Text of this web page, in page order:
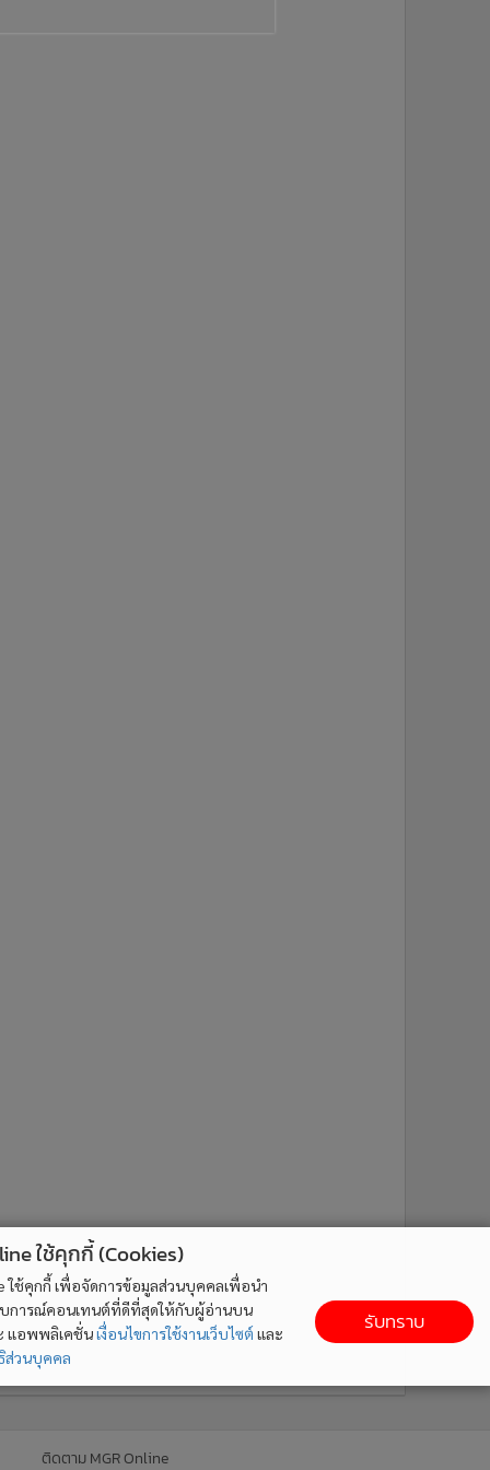
ใช้คุกกี้ (Cookies)
ใช้คุกกี้ เพื่อจัดการข้อมูลส่วนบุคคลเพื่อนำ
การณ์คอนเทนต์ที่ดีที่สุดให้กับผู้อ่านบน
แอพพลิเคชั่นเงื่อนไขการใช้งานเว็บไซต์ และ
ส่วนบุคคล
รับทราบ